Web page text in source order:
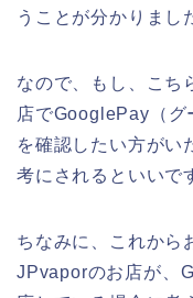
うことが分かりまし
なので、もし、こち
店でGooglePay（グ
を確認したい方がい
考にされるといいで
ちなみに、これから
JPvaporのお店が、